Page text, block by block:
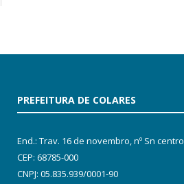
PREFEITURA DE COLARES
End.: Trav. 16 de novembro, nº Sn centro
CEP: 68785-000
CNPJ: 05.835.939/0001-90